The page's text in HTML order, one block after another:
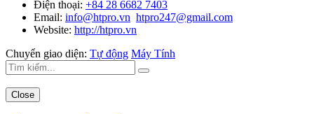
Điện thoại: +84 28 6682 7403
Email: info@htpro.vn htpro247@gmail.com
Website: http://htpro.vn
Chuyển giao diện: Tự động Máy Tính
Close